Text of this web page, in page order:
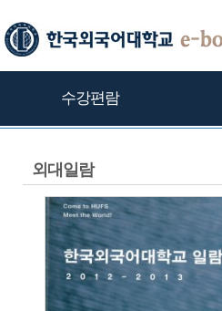
수강편람
외대일람